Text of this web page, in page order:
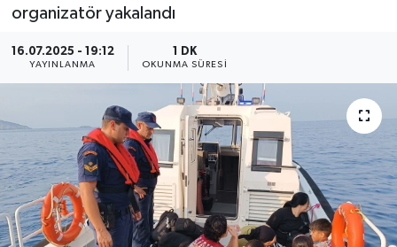
organizatör yakalandı
16.07.2025 - 19:12
YAYINLANMA
1 DK
OKUNMA SÜRESI
SİYASET
SAĞLIK
DÜNYA
EĞİTİM
Haber Arşivi